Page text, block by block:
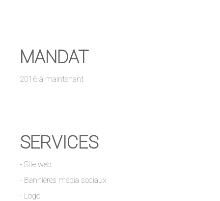
MANDAT
2016 à maintenant
SERVICES
- Site web
- Bannières média sociaux
- Logo